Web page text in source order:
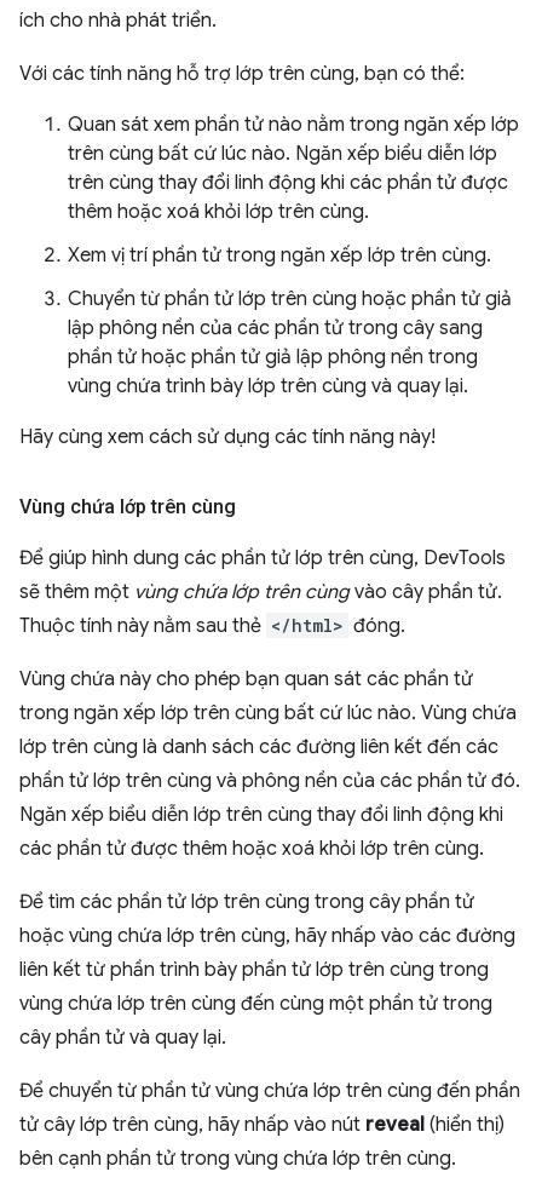
ích cho nhà phát triển.
Với các tính năng hỗ trợ lớp trên cùng, bạn có thể:
Quan sát xem phần tử nào nằm trong ngăn xếp lớp
trên cùng bất cứ lúc nào. Ngăn xếp biểu diễn lớp
trên cùng thay đổi linh động khi các phần tử được
thêm hoặc xoá khỏi lớp trên cùng.
Xem vị trí phần tử trong ngăn xếp lớp trên cùng.
Chuyển từ phần tử lớp trên cùng hoặc phần tử giả
lập phông nền của các phần tử trong cây sang
phần tử hoặc phần tử giả lập phông nền trong
vùng chứa trình bày lớp trên cùng và quay lại.
Hãy cùng xem cách sử dụng các tính năng này!
Vùng chứa lớp trên cùng
Để giúp hình dung các phần tử lớp trên cùng, DevTools
sẽ thêm một vùng chứa lớp trên cùngvào cây phần tử.
Thuộc tính này nằm sau thẻ </html> đóng.
Vùng chứa này cho phép bạn quan sát các phần tử
trong ngăn xếp lớp trên cùng bất cứ lúc nào. Vùng chứa
lớp trên cùng là danh sách các đường liên kết đến các
phần tử lớp trên cùng và phông nền của các phần tử đó.
Ngăn xếp biểu diễn lớp trên cùng thay đổi linh động khi
các phần tử được thêm hoặc xoá khỏi lớp trên cùng.
Để tìm các phần tử lớp trên cùng trong cây phần tử
hoặc vùng chứa lớp trên cùng, hãy nhấp vào các đường
liên kết từ phần trình bày phần tử lớp trên cùng trong
vùng chứa lớp trên cùng đến cùng một phần tử trong
cây phần tử và quay lại.
Để chuyển từ phần tử vùng chứa lớp trên cùng đến phần
tử cây lớp trên cùng, hãy nhấp vào nút reveal (hiển thị)
bên cạnh phần tử trong vùng chứa lớp trên cùng.